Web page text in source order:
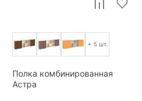
+ 5 шт.
Полка комбинированная
Астра